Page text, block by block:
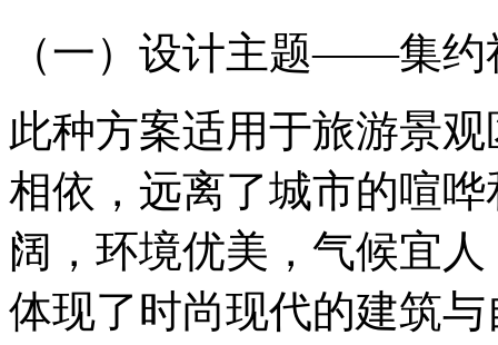
（一）设计主题——集约
此种方案适用于旅游景
相依，远离了城市的喧
阔，环境优美，气候宜
体现了时尚现代的建筑